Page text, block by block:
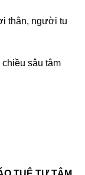
thân, người tu
sâu tâm